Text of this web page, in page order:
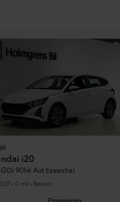
i20
GDi 90hk Aut Essential
• 0 mil • Bensin